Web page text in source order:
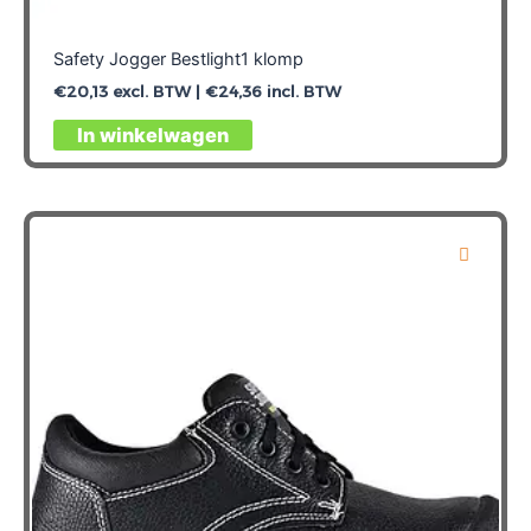
Safety Jogger Bestlight1 klomp
€20,13excl. BTW | €24,36incl. BTW
In winkelwagen
Dit
product
meerdere
worden
op
de
productpagina